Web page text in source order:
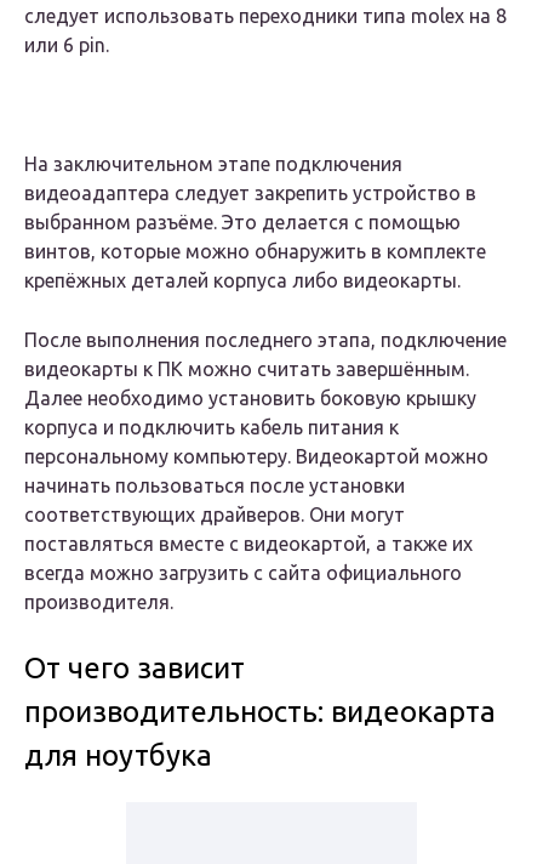
следует использовать переходники типа molex на 8
или 6 pin.
На заключительном этапе подключения
видеоадаптера следует закрепить устройство в
выбранном разъёме. Это делается с помощью
винтов, которые можно обнаружить в комплекте
крепёжных деталей корпуса либо видеокарты.
После выполнения последнего этапа, подключение
видеокарты к ПК можно считать завершённым.
Далее необходимо установить боковую крышку
корпуса и подключить кабель питания к
персональному компьютеру. Видеокартой можно
начинать пользоваться после установки
соответствующих драйверов. Они могут
поставляться вместе с видеокартой, а также их
всегда можно загрузить с сайта официального
производителя.
От чего зависит
производительность: видеокарта
для ноутбука